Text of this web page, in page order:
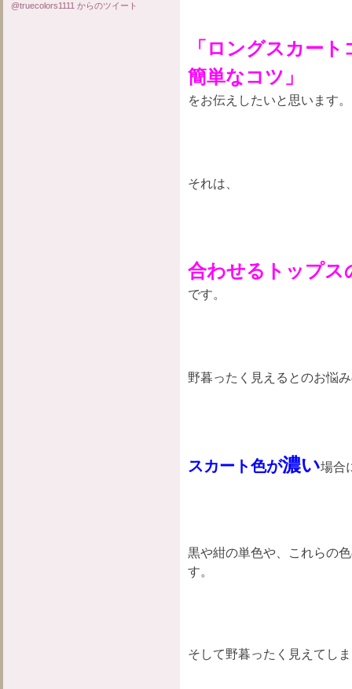
「ロングスカー
簡単なコツ」
をお伝えしたいと思います。
それは、
合わせるトップス
です。
野暮ったく見えるとのお悩
スカート色が濃い場合
黒や紺の単色や、これらの
す。
そして野暮ったく見えてし
@truecolors1111 からのツイート